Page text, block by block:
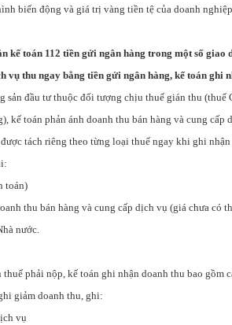
biến động và giá trị vàng tiền tệ của doanh
kế toán 112 tiền gửi ngân hàng trong một số giao
vụ thu ngay bằng tiền gửi ngân hàng, kế toán ghi
sản đầu tư thuộc đối tượng chịu thuế gián thu (thuế
kế toán phản ánh doanh thu bán hàng và cung cấp
tách riêng theo từng loại thuế ngay khi ghi
toán)
thu bán hàng và cung cấp dịch vụ (giá chưa có
nước.
phải nộp, kế toán ghi nhận doanh thu bao gồm
giảm doanh thu, ghi:
vụ